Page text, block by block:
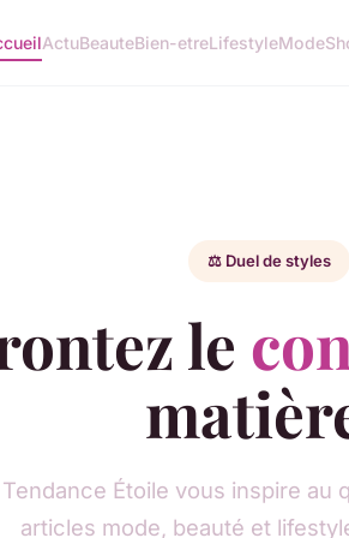
ActuBeauteBien-etreLifestyleMode
⚖️ Duel de styles
le
Tendance Étoile vous inspire au
articles mode, beauté et